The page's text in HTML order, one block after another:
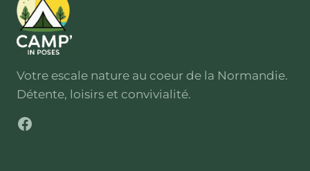
Votre escale nature au coeur de la Normandie.
Détente, loisirs et convivialité.
Facebook